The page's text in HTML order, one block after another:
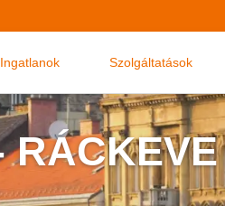
Ingatlanok Szolgáltatások
RÁCKEVE